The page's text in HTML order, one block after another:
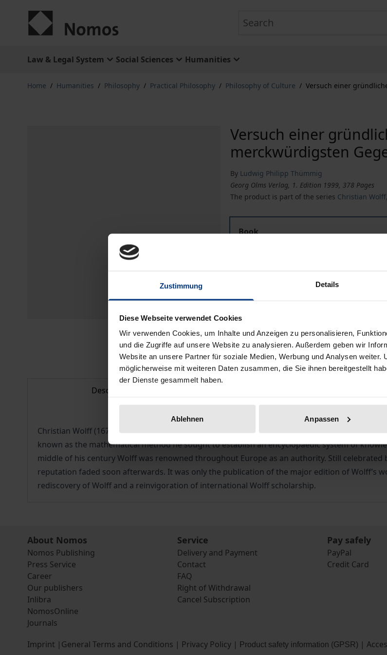
Zustimmung Details
Diese Webseite verwendet Cookies
Wir verwenden Cookies, um Inhalte und Anzeigen zu personalisieren,
und die Zugriffe auf unsere Website zu analysieren. Außerdem geben wir
Website an unsere Partner für soziale Medien, Werbung und Analysen weiter.
möglicherweise mit weiteren Daten zusammen, die Sie ihnen bereitgestellt
der Dienste gesammelt haben.
Ablehnen Anpassen
Law & Legal System Social Sciences Humanities
Home / Humanities / Philosophy / Practical Philosophy / Philosophy of Culture / Versuch einer
Versuch einer
merckwürdigsten
By Ludwig Philipp Thümmig
Georg Olms Verlag, 1. Edition 1999, 378 Pages
The product is part of the series Christian
Book
Prices include VAT. Depending on the delivery
Delivery cost notice
Description
Christian Wolff (1679-1754) was one of the most important and influential philosophers of
known as the mathematical method he sought to establish an encyclopaedic system of
middle of his century Wolff was renowned throughout Europe as an authority. Still
reputation faded soon afterwards. It was only the publication of the major edition of Wolff’s
rediscovery of Wolff and a reinvigoration of international Wolff scholarship.
About Nomos
Nomos Publishing
Press Service
Career
Our publishers
Inlibra
NomosOnline
Journals
Service
Delivery and Payment
Contact
FAQ
Right of Withdrawal
Cancel Subscription
Pay safely
PayPal
Credit Card
Imprint | General Terms and Conditions | Privacy Policy | Product safety information (GPSR) |